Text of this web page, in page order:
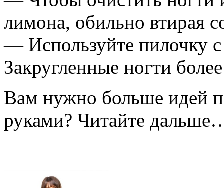
лимона, обильно втирая
— Используйте пилочку с
Закругленные ногти
Вам нужно больше идей
руками? Читайте